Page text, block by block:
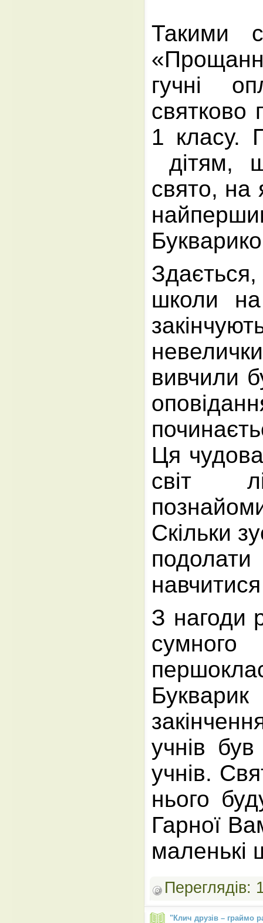
Такими
гучні
святково
1 класу.
дітям,
свято, на
школи
вивчили
Ця
світ
Скільки
З нагоди
учнів
учнів.
нього
Гарної
маленькі
"Клич друзів – граймо